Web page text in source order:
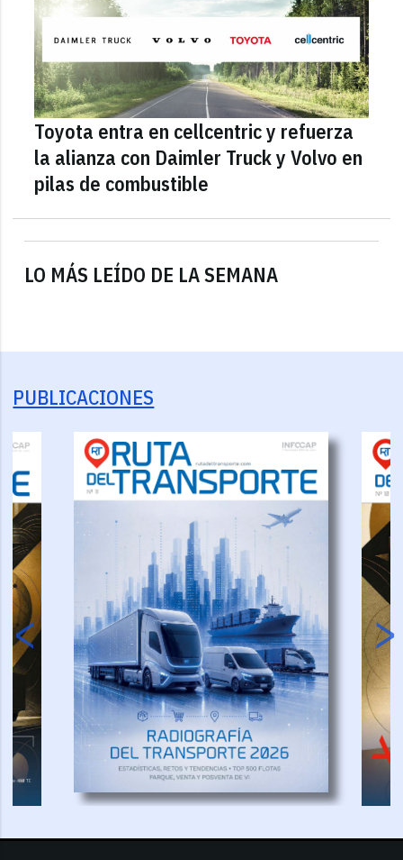
LO MÁS LEÍDO DE LA SEMANA
Toyota entra en cellcentric y refuerza
la alianza con Daimler Truck y Volvo en
pilas de combustible
PUBLICACIONES